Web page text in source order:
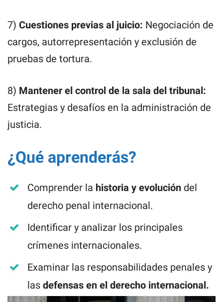
7) Cuestiones previas al juicio: Negociación de
cargos, autorrepresentación y exclusión de
pruebas de tortura.
8) Mantener el control de la sala del tribunal:
Estrategias y desafíos en la administración de
justicia.
¿Qué aprenderás?
Comprender la historia y evolución del
derecho penal internacional.
Identificar y analizar los principales
crímenes internacionales.
Examinar las responsabilidades penales y
las defensas en el derecho internacional.